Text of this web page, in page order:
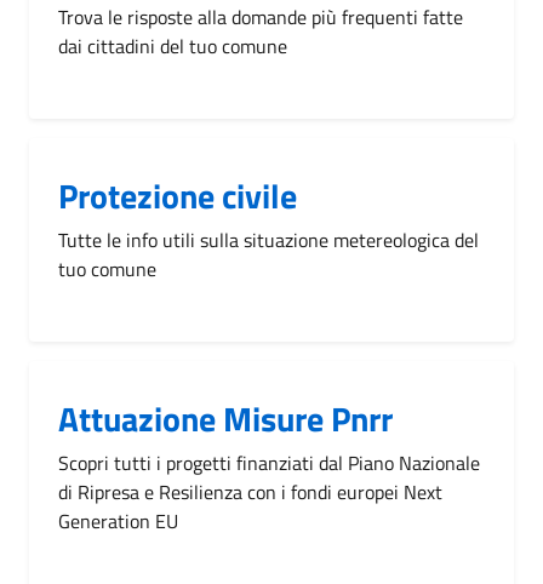
Trova le risposte alla domande più frequenti fatte
dai cittadini del tuo comune
Protezione civile
Tutte le info utili sulla situazione metereologica del
tuo comune
Attuazione Misure Pnrr
Scopri tutti i progetti finanziati dal Piano Nazionale
di Ripresa e Resilienza con i fondi europei Next
Generation EU